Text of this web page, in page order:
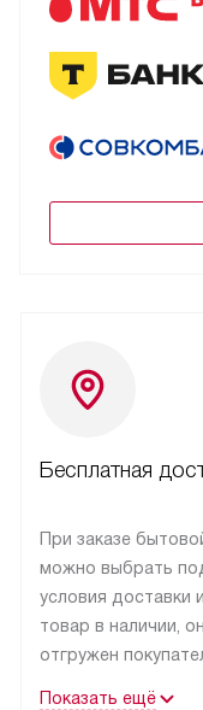
Бесплатная
При заказе
можно выбрать
условия доставки
товар в наличии,
отгружен
Показать ещё